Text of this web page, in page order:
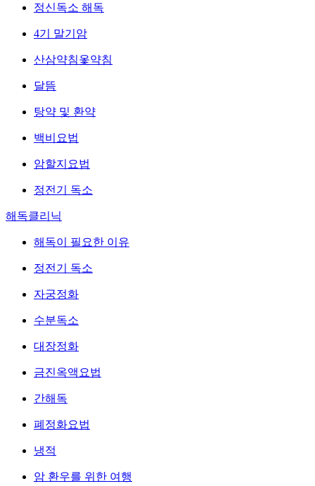
정신독소 해독
4기 말기암
산삼약침옻약침
달뜸
탕약 및 환약
백비요법
암할지요법
정전기 독소
해독클리닉
해독이 필요한 이유
정전기 독소
자궁정화
수분독소
대장정화
금진옥액요법
간해독
폐정화요법
냉적
암 환우를 위한 여행